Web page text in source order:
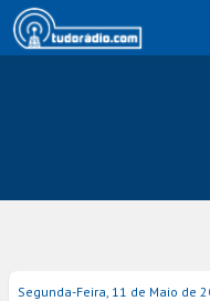
Segunda-Feira, 11 de Maio de